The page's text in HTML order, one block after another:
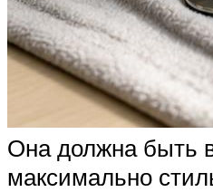
Она должна быть
максимально